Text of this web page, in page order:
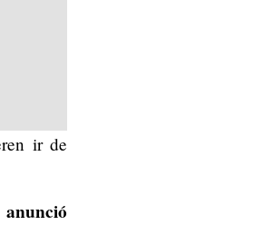
ir de